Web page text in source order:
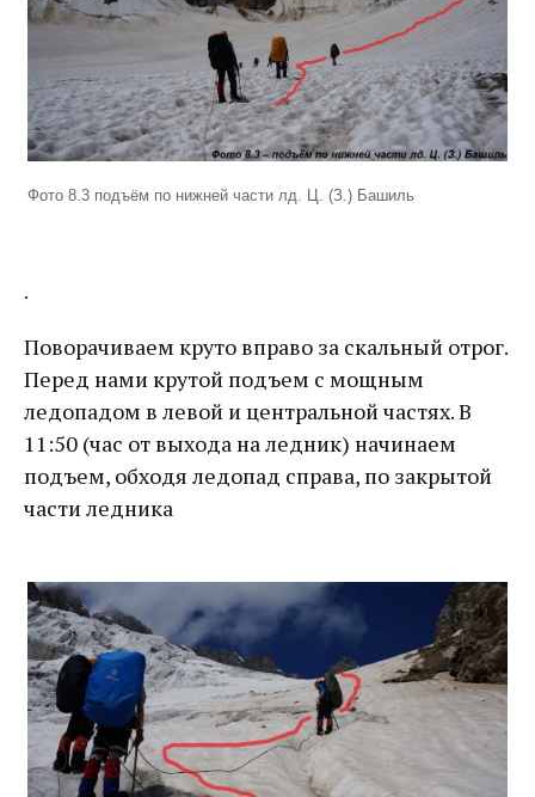
Фото 8.3 подъём по нижней части лд. Ц. (З.) Башиль
.
Поворачиваем круто вправо за скальный отрог.
Перед нами крутой подъем с мощным
ледопадом в левой и центральной частях. В
11:50 (час от выхода на ледник) начинаем
подъем, обходя ледопад справа, по закрытой
части ледника